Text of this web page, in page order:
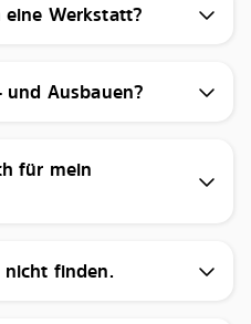
eine Werkstatt?
Ausbauen?
für mein
nicht finden.